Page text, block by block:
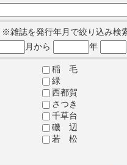
※雑誌を発行年月で絞り込み検
月から 年
稲 毛
緑
西都賀
さつき
千草台
磯 辺
若 松